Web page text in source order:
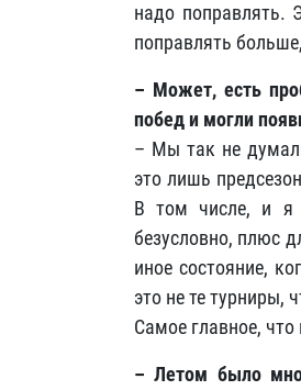
надо поправлять.
поправлять
– Может, есть
побед и могли
– Мы так не
это лишь
В том числе, и я
безусловно, плюс
иное состояние,
это не те турниры,
Самое главное,
– Летом было